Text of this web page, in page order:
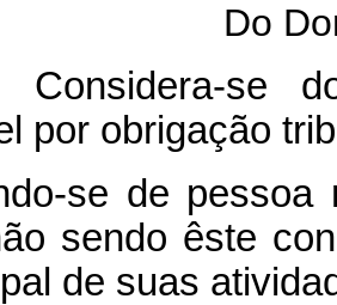
Do
Considera-se
por obrigação
se de pessoa
sendo êste
de suas